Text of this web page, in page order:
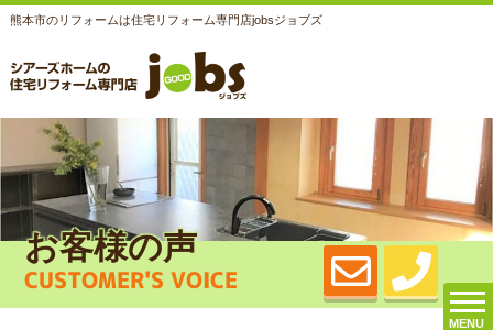
熊本市のリフォームは住宅リフォーム専門店jobsジョブズ
MENU
お客様の声
CUSTOMER'S VOICE